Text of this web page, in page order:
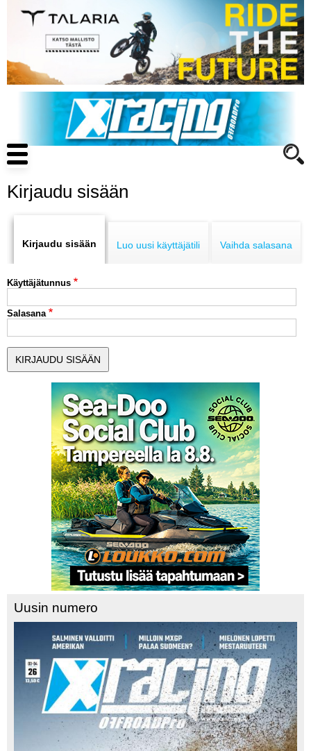
pääsisältöön
Main
navigation
ENDURO
LUE DIGILEHDET
ASIAKASPALVELU JA
OHJEET
MEDIATIEDOT
YHTEYSTIEDOT
Kirjaudu sisään
tabs
Kirjaudu sisään Luo uusi käyttäjätili Vaihda salasana
Käyttäjätunnus
Salasana
Uusin numero